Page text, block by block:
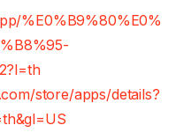
%E0%B9%80%E0%
store/apps/details?